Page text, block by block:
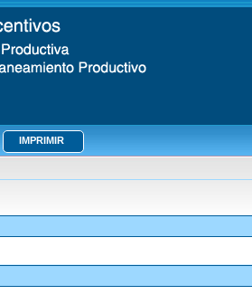
IMPRIMIR